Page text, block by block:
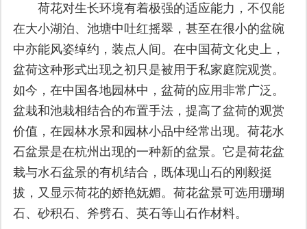
荷花对生长环境有着极强的适应能力，不仅能
在大小湖泊、池塘中吐红摇翠，甚至在很小的盆碗
中亦能风姿绰约，装点人间。在中国荷文化史上，
盆荷这种形式出现之初只是被用于私家庭院观赏。
如今，在中国各地园林中，盆荷的应用非常广泛。
盆栽和池栽相结合的布置手法，提高了盆荷的观赏
价值，在园林水景和园林小品中经常出现。荷花水
石盆景是在杭州出现的一种新的盆景。它是荷花盆
栽与水石盆景的有机结合，既体现山石的刚毅挺
拔，又显示荷花的娇艳妩媚。荷花盆景可选用珊瑚
石、砂积石、斧劈石、英石等山石作材料。